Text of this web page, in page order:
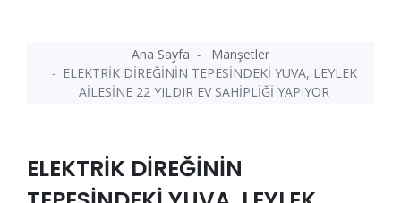
Ana Sayfa
Manşetler
ELEKTRİK DİREĞİNİN TEPESİNDEKİ YUVA, LEYLEK
AİLESİNE 22 YILDIR EV SAHİPLİĞİ YAPIYOR
ELEKTRİK DİREĞİNİN